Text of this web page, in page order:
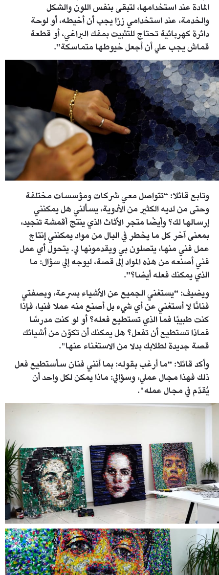
المادة عند استخدامها، لتبقى بنفس اللون والشكل
والخدمة، عند استخدامي زرًا يجب أن أخيطه، أو لوحة
دائرة كهربائية تحتاج للتثبيت بمفك البراغي، أو قطعة
قماش يجب علي أن أجعل خيوطها متماسكة”.
master_00_01_10_08_still005.jpg
وتابع قائلا: “تتواصل معي شركات ومؤسسات مختلفة
وحتى من لديه الكثير من الأدوية، يسألني هل يمكنني
إرسالها لك؟ وأيضًا متجر الأثاث الذي ينتج أقمشة تنجيد،
بمعنى آخر كل ما يخطر في البال من مواد يمكنني إنتاج
عمل فني منها، يتصلون بي ويقدمونها لي. يتحول أي عمل
فني أصنعه من هذه المواد إلى قصة، ليوجه إلي سؤال: ما
الذي يمكنك فعله أيضا؟”.
ويضيف: “يستغني الجميع عن الأشياء بسرعة، وبصفتي
فنانًا لا أستغني عن أي شيء بل أصنع منه عملا فنيا، فإذا
كنت طبيبًا فما الذي تستطيع فعله؟ أو لو كنت مدرسًا
فماذا تستطيع أن تفعل؟ هل يمكنك أن تكوّن من أشيائك
قصة جديدة لطلابك بدلا من الاستغناء عنها".
وأكد قائلا: “ما أرغب بقوله: بما أنني فنان سأستطيع فعل
ذلك فهذا مجال عملي، وسؤالي: ماذا يمكن لكل واحد أن
يُقدّم في مجال عمله".
master_00_13_53_05_still016.jpg
master_00_01_55_12_still007.jpg